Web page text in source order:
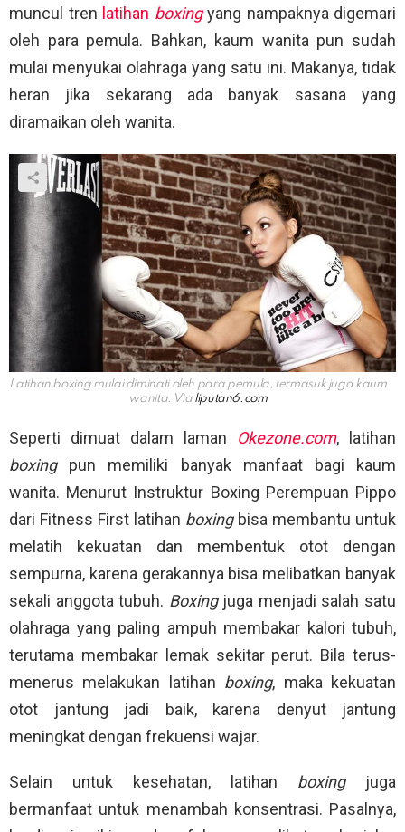
muncul tren latihan boxingyang nampaknya digemari
oleh para pemula. Bahkan, kaum wanita pun sudah
mulai menyukai olahraga yang satu ini. Makanya, tidak
heran jika sekarang ada banyak sasana yang
diramaikan oleh wanita.
Latihan boxing mulai diminati oleh para pemula, termasuk juga kaum
wanita. Via liputan6.com
Seperti dimuat dalam laman Okezone.com, latihan
boxingpun memiliki banyak manfaat bagi kaum
wanita. Menurut Instruktur Boxing Perempuan Pippo
dari Fitness First latihan boxingbisa membantu untuk
melatih kekuatan dan membentuk otot dengan
sempurna, karena gerakannya bisa melibatkan banyak
sekali anggota tubuh. Boxingjuga menjadi salah satu
olahraga yang paling ampuh membakar kalori tubuh,
terutama membakar lemak sekitar perut. Bila terus-
menerus melakukan latihan boxing, maka kekuatan
otot jantung jadi baik, karena denyut jantung
meningkat dengan frekuensi wajar.
Selain untuk kesehatan, latihan boxingjuga
bermanfaat untuk menambah konsentrasi. Pasalnya,